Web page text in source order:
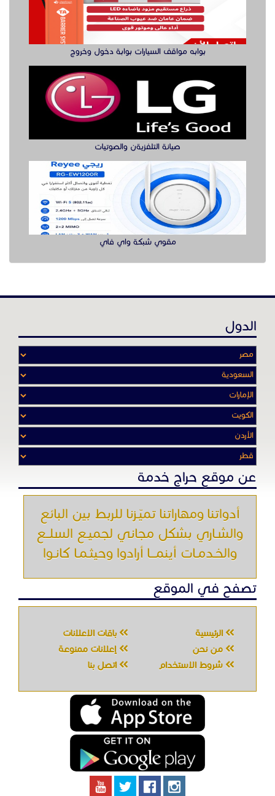
بوابه مواقف السيارات بوابة دخول وخروج
صيانة التلفزيةن والصوتيات
مقوي شبكة واي فاي
الدول
عن موقع حراج خدمة
أدواتنا ومهاراتنا تميّـزنا للربط بين البائع
والشـاري بشكل مجاني لجميـع السلــع
والخـدمـات أينمـــا أرادوا وحيثـمـا كانـوا
تصفح في الموقع
الرئيسية
باقات الإعلانات
من نحن
إعلانات ممنوعة
شروط الاستخدام
اتصل بنا